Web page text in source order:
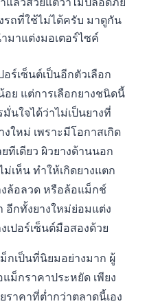
รถที่ใช้ไม่ได้ครับ มาดูกัน
มาแต่งมอเตอร์ไซค์
อร์เซ็นต์เป็นอีกตัวเลือก
ย แต่การเลือกยางชนิดนี้
นใจได้ว่าไม่เป็นยางที่
ใหม่ เพราะมีโอกาสเกิด
ทีเดียว ผิวยางด้านนอก
เห็น ทำให้เกิดยางแตก
ล้อลวด หรือล้อแม็กช์
กทั้งยางใหม่ย่อมแต่ง
เปอร์เซ็นต์มือสองด้วย
กเป็นที่นิยมอย่างมาก ผู้
ม็กราคาประหยัด เพียง
ราคาที่ต่ำกว่าตลาดนี้เอง